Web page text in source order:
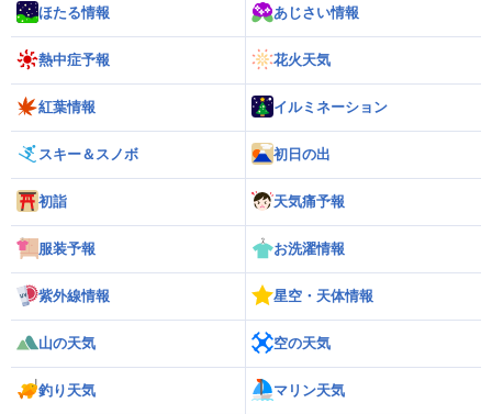
ほたる情報 あじさい情報
熱中症予報 花火天気
紅葉情報 イルミネーション
スキー＆スノボ 初日の出
初詣 天気痛予報
服装予報 お洗濯情報
紫外線情報 星空・天体情報
山の天気 空の天気
釣り天気 マリン天気